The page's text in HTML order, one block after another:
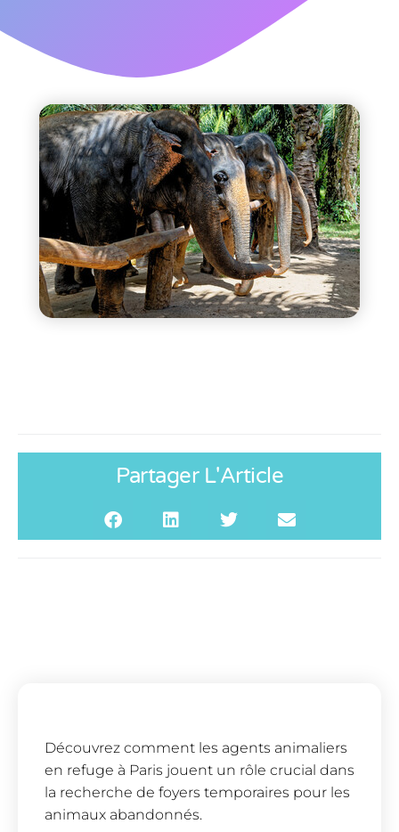
Partager L'Article
Découvrez comment les agents animaliers
en refuge à Paris jouent un rôle crucial dans
la recherche de foyers temporaires pour les
animaux abandonnés.